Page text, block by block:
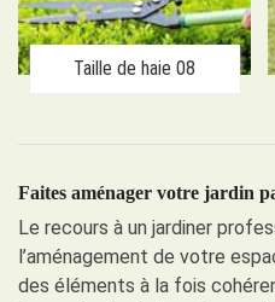
Taille de haie 08
Faites aménager votre jardin
Le recours à un jardiner
l’aménagement de votre
des éléments à la fois